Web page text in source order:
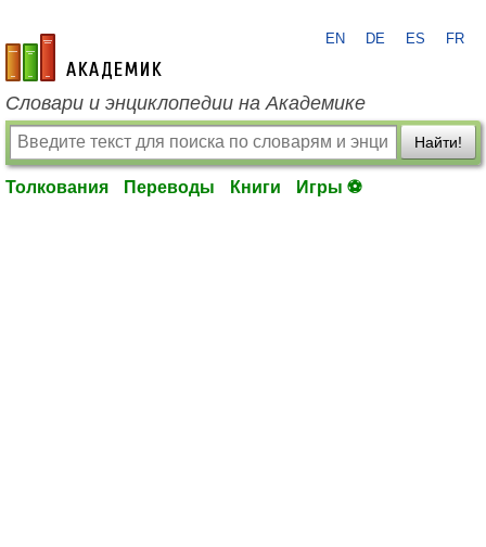
academic.ru
EN DE ES FR
Словари и энциклопедии на Академике
Найти!
Толкования Переводы Книги Игры ⚽